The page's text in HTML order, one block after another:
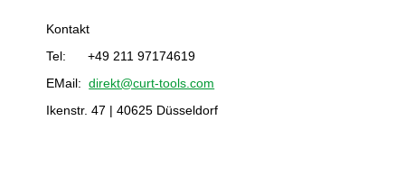
Kontakt
Tel: +49 211 97174619
EMail:direkt@curt-tools.com
Ikenstr. 47 | 40625 Düsseldorf